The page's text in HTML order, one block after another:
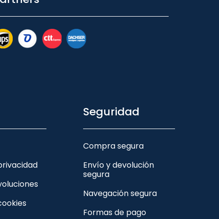
Seguridad
Compra segura
Envío y devolución
segura
Navegación segura
Formas de pago